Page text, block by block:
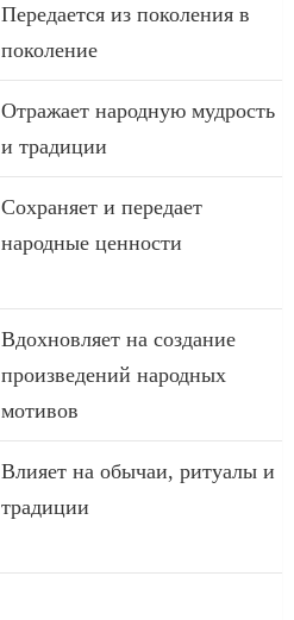
Передается из поколения в
поколение
Отражает народную мудрость
и традиции
Сохраняет и передает
народные ценности
Вдохновляет на создание
произведений народных
мотивов
Влияет на обычаи, ритуалы и
традиции